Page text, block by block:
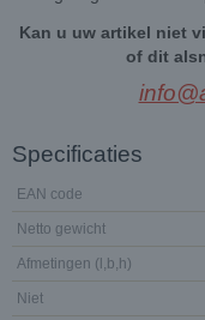
Kan u uw artikel niet
of dit
Specificaties
EAN code
Netto gewicht
Afmetingen (l,b,h)
Niet